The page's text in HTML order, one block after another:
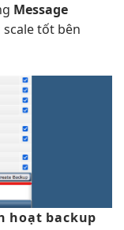
Message
scale tốtbên
hoạt backup